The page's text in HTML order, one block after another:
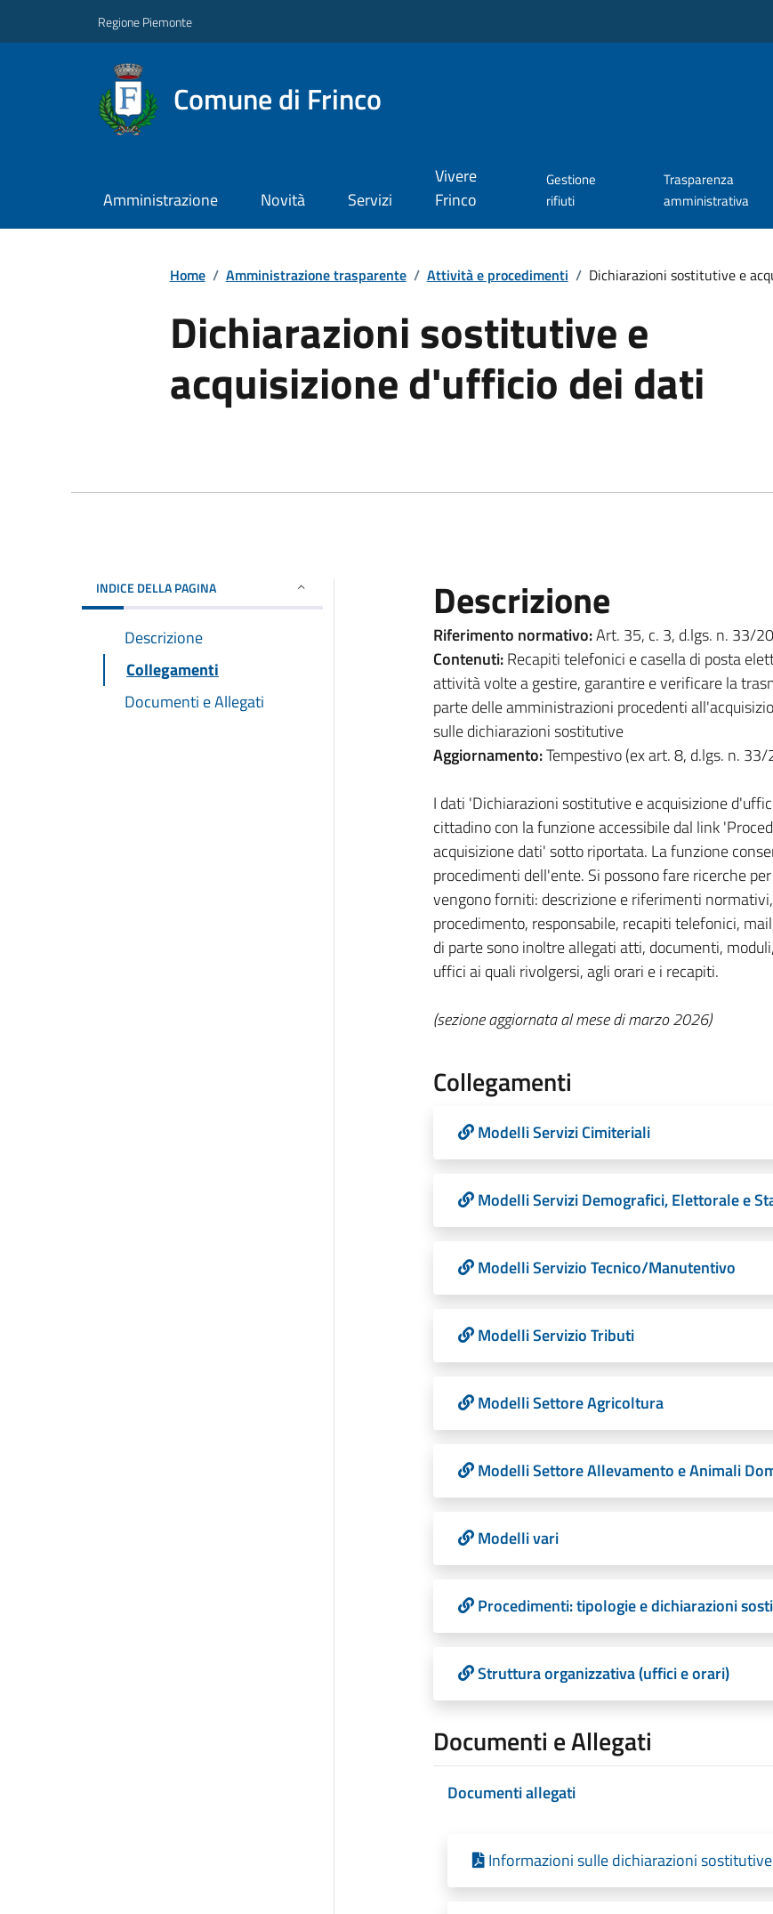
Regione Piemonte
Comune di Frinco
Amministrazione Novità Servizi
Vivere
Frinco
Gestione
rifiuti
Trasparenza
amministrativa
Home / Amministrazione trasparente / Attività e procedimenti / Dichiarazioni sostitutive e
Dichiarazioni sostitutive e
acquisizione d'ufficio dei dati
INDICE DELLA PAGINA
Descrizione
Collegamenti
Documenti e Allegati
Descrizione
Riferimento normativo:Art. 35, c. 3, d.lgs. n. 33/
Contenuti:Recapiti telefonici e casella di posta
attività volte a gestire, garantire e verificare la
parte delle amministrazioni procedenti
sulle dichiarazioni sostitutive
Aggiornamento:Tempestivo (ex art. 8, d.lgs. n.
I dati 'Dichiarazioni sostitutive e acquisizione
cittadino con la funzione accessibile dal link
acquisizione dati' sotto riportata. La funzione
procedimenti dell'ente. Si possono fare ricerche
vengono forniti: descrizione e riferimenti
procedimento, responsabile, recapiti telefonici,
di parte sono inoltre allegati atti, documenti,
uffici ai quali rivolgersi, agli orari e i recapiti.
(sezione aggiornata al mese di marzo 2026)
Collegamenti
Modelli Servizi Cimiteriali
Modelli Servizi Demografici, Elettorale e
Modelli Servizio Tecnico/Manutentivo
Modelli Servizio Tributi
Modelli Settore Agricoltura
Modelli Settore Allevamento e Animali
Modelli vari
Procedimenti: tipologie e dichiarazioni
Struttura organizzativa (uffici e orari)
Documenti e Allegati
Documenti allegati
Informazioni sulle dichiarazioni